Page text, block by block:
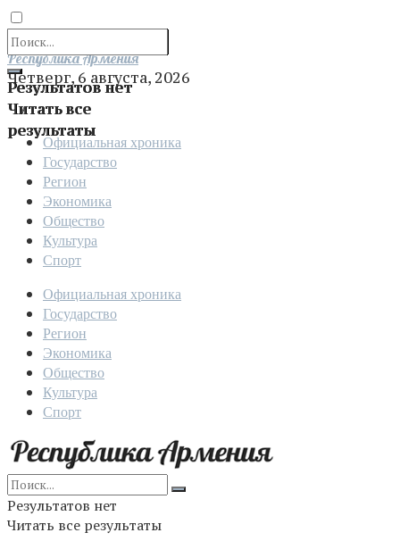
Результатов нет
Читать все
результаты
Отправить
Республика Армения
Четверг, 6 августа, 2026
Официальная хроника
Государство
Регион
Экономика
Общество
Культура
Спорт
Официальная хроника
Государство
Регион
Экономика
Общество
Культура
Спорт
Результатов нет
Читать все результаты